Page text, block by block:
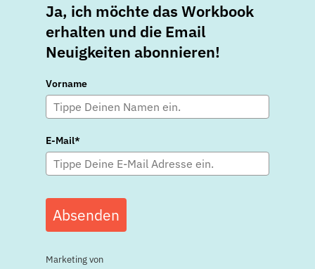
Ja, ich möchte das Workbook
erhalten und die Email
Neuigkeiten abonnieren!
Vorname
E-Mail*
Absenden
Marketing von